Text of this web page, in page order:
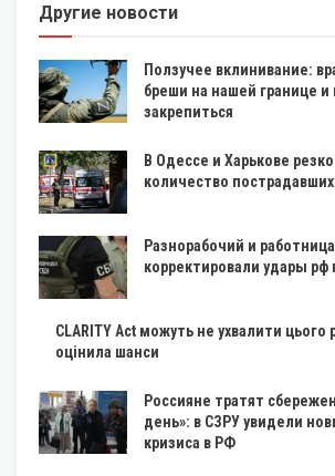
Другие новости
Ползучее вклинивание:
бреши на нашей границе и
закрепиться
В Одессе и Харькове
количество
Разнорабочий и
корректировали удары рф
CLARITY Act можуть не ухвалити цього
оцінила шанси
Россияне тратят
день»: в СЗРУ увидели
кризиса в РФ